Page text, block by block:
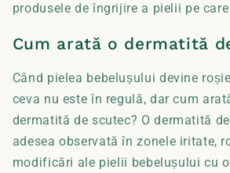
produsele de îngrijire a pielii pe
Cum arată o dermatită
Când pielea bebelușului devine
ceva nu este în regulă, dar cum
dermatită de scutec? O dermatită
adesea observată în zonele iritate,
modificări ale pielii bebelușului cu